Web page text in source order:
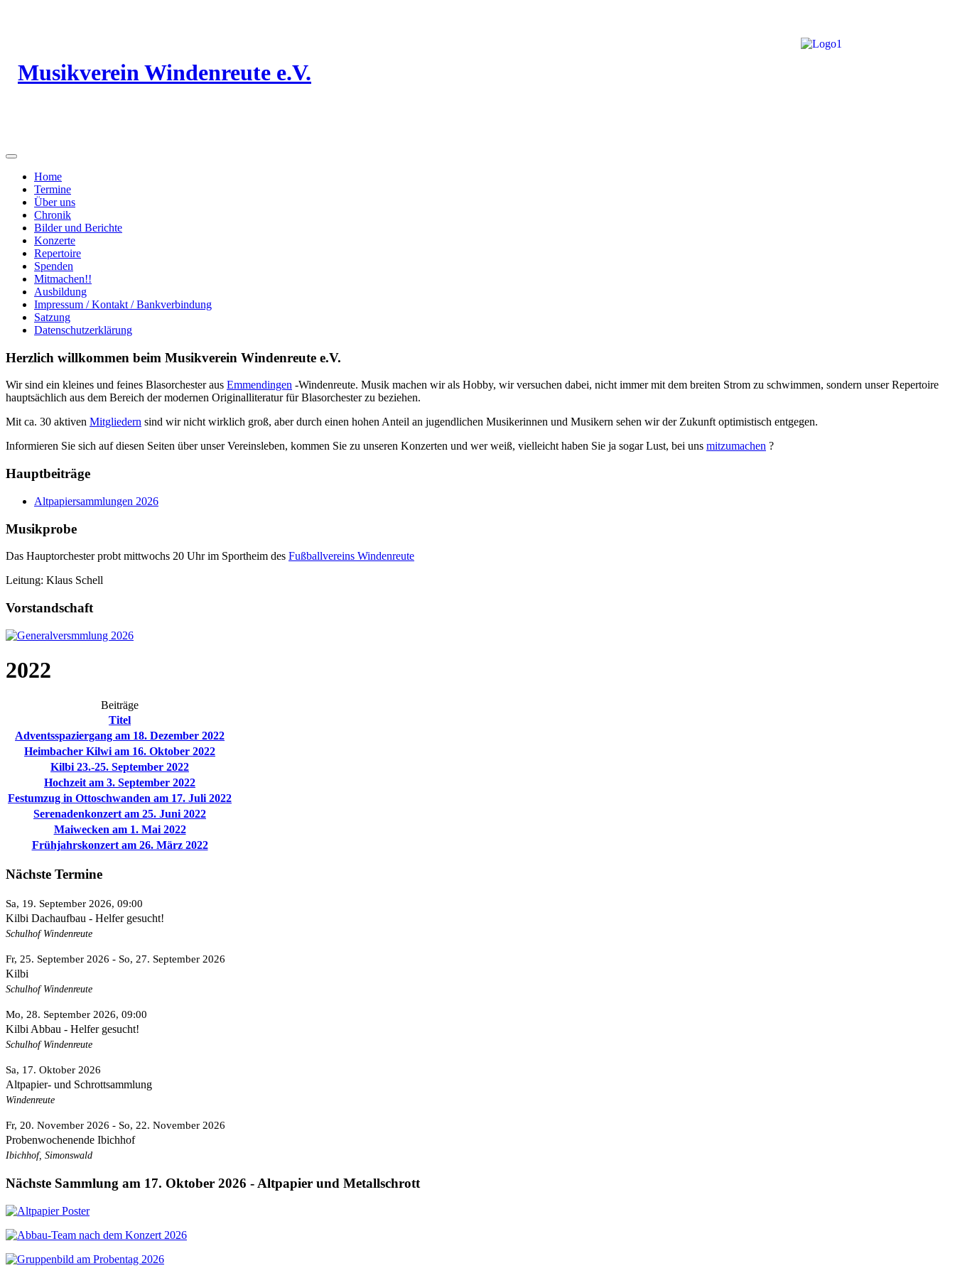
Musikverein Windenreute e.V.
Home
Termine
Über uns
Chronik
Bilder und Berichte
Konzerte
Repertoire
Spenden
Mitmachen!!
Ausbildung
Impressum / Kontakt / Bankverbindung
Satzung
Datenschutzerklärung
Herzlich willkommen beim Musikverein Windenreute e.V.
Wir sind ein kleines und feines Blasorchester aus Emmendingen -Windenreute. Musik machen wir als Hobby, wir versuchen dabei, nicht immer mit dem breiten Strom zu schwimmen, sondern unser Repertoire
hauptsächlich aus dem Bereich der modernen Originalliteratur für Blasorchester zu beziehen.
Mit ca. 30 aktiven Mitgliedern sind wir nicht wirklich groß, aber durch einen hohen Anteil an jugendlichen Musikerinnen und Musikern sehen wir der Zukunft optimistisch entgegen.
Informieren Sie sich auf diesen Seiten über unser Vereinsleben, kommen Sie zu unseren Konzerten und wer weiß, vielleicht haben Sie ja sogar Lust, bei uns mitzumachen ?
Hauptbeiträge
Altpapiersammlungen 2026
Musikprobe
Das Hauptorchester probt mittwochs 20 Uhr im Sportheim des Fußballvereins Windenreute
Leitung: Klaus Schell
Vorstandschaft
2022
Beiträge
Titel
Adventsspaziergang am 18. Dezember 2022
Heimbacher Kilwi am 16. Oktober 2022
Kilbi 23.-25. September 2022
Hochzeit am 3. September 2022
Festumzug in Ottoschwanden am 17. Juli 2022
Serenadenkonzert am 25. Juni 2022
Maiwecken am 1. Mai 2022
Frühjahrskonzert am 26. März 2022
Nächste Termine
Sa, 19. September 2026, 09:00
Kilbi Dachaufbau - Helfer gesucht!
Schulhof Windenreute
Fr, 25. September 2026 - So, 27. September 2026
Kilbi
Schulhof Windenreute
Mo, 28. September 2026, 09:00
Kilbi Abbau - Helfer gesucht!
Schulhof Windenreute
Sa, 17. Oktober 2026
Altpapier- und Schrottsammlung
Windenreute
Fr, 20. November 2026 - So, 22. November 2026
Probenwochenende Ibichhof
Ibichhof, Simonswald
Nächste Sammlung am 17. Oktober 2026 - Altpapier und Metallschrott